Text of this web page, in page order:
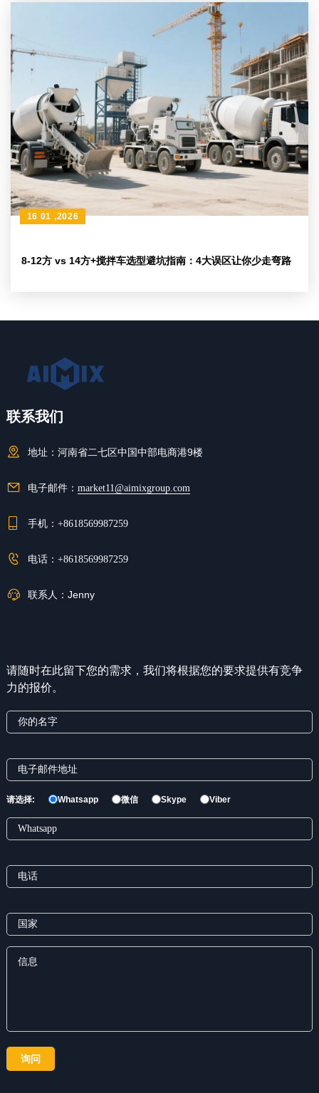
8-12方 vs 14方+搅拌车选型避坑指南：4大误区让你少走弯路
16 01 ,2026
联系我们
地址： 河南省二七区中国中部电商港9楼
电子邮件： market11@aimixgroup.com
手机： +8618569987259
电话： +8618569987259
联系人： Jenny
请随时在此留下您的需求，我们将根据您的要求提供有竞争
力的报价。
请选择: Whatsapp 微信 Skype Viber